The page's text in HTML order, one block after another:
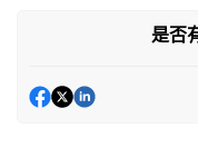
是否